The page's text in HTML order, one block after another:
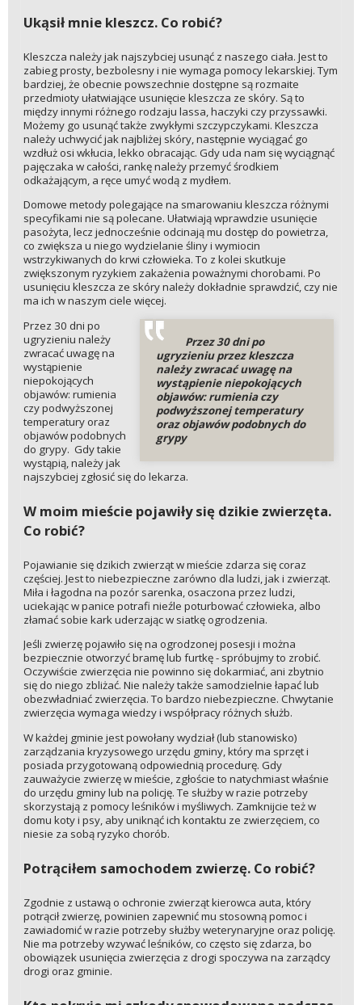
Ukąsił mnie kleszcz. Co robić?
Kleszcza należy jak najszybciej usunąć z naszego ciała. Jest to
zabieg prosty, bezbolesny i nie wymaga pomocy lekarskiej. Tym
bardziej, że obecnie powszechnie dostępne są rozmaite
przedmioty ułatwiające usunięcie kleszcza ze skóry. Są to
między innymi różnego rodzaju lassa, haczyki czy przyssawki.
Możemy go usunąć także zwykłymi szczypczykami. Kleszcza
należy uchwycić jak najbliżej skóry, następnie wyciągać go
wzdłuż osi wkłucia, lekko obracając. Gdy uda nam się wyciągnąć
pajęczaka w całości, rankę należy przemyć środkiem
odkażającym, a ręce umyć wodą z mydłem.
Domowe metody polegające na smarowaniu kleszcza różnymi
specyfikami nie są polecane. Ułatwiają wprawdzie usunięcie
pasożyta, lecz jednocześnie odcinają mu dostęp do powietrza,
co zwiększa u niego wydzielanie śliny i wymiocin
wstrzykiwanych do krwi człowieka. To z kolei skutkuje
zwiększonym ryzykiem zakażenia poważnymi chorobami. Po
usunięciu kleszcza ze skóry należy dokładnie sprawdzić, czy nie
ma ich w naszym ciele więcej.
Przez 30 dni po
ugryzieniu przez kleszcza
należy zwracać uwagę na
wystąpienie niepokojących
objawów: rumienia czy
podwyższonej temperatury
oraz objawów podobnych do
grypy
Przez 30 dni po
ugryzieniu należy
zwracać uwagę na
wystąpienie
niepokojących
objawów: rumienia
czy podwyższonej
temperatury oraz
objawów podobnych
do grypy. Gdy takie
wystąpią, należy jak
najszybciej zgłosić się do lekarza.
W moim mieście pojawiły się dzikie zwierzęta.
Co robić?
Pojawianie się dzikich zwierząt w mieście zdarza się coraz
częściej. Jest to niebezpieczne zarówno dla ludzi, jak i zwierząt.
Miła i łagodna na pozór sarenka, osaczona przez ludzi,
uciekając w panice potrafi nieźle poturbować człowieka, albo
złamać sobie kark uderzając w siatkę ogrodzenia.
Jeśli zwierzę pojawiło się na ogrodzonej posesji i można
bezpiecznie otworzyć bramę lub furtkę - spróbujmy to zrobić.
Oczywiście zwierzęcia nie powinno się dokarmiać, ani zbytnio
się do niego zbliżać. Nie należy także samodzielnie łapać lub
obezwładniać zwierzęcia. To bardzo niebezpieczne. Chwytanie
zwierzęcia wymaga wiedzy i współpracy różnych służb.
W każdej gminie jest powołany wydział (lub stanowisko)
zarządzania kryzysowego urzędu gminy, który ma sprzęt i
posiada przygotowaną odpowiednią procedurę. Gdy
zauważycie zwierzę w mieście, zgłoście to natychmiast właśnie
do urzędu gminy lub na policję. Te służby w razie potrzeby
skorzystają z pomocy leśników i myśliwych. Zamknijcie też w
domu koty i psy, aby uniknąć ich kontaktu ze zwierzęciem, co
niesie za sobą ryzyko chorób.
Potrąciłem samochodem zwierzę. Co robić?
Zgodnie z ustawą o ochronie zwierząt kierowca auta, który
potrącił zwierzę, powinien zapewnić mu stosowną pomoc i
zawiadomić w razie potrzeby służby weterynaryjne oraz policję.
Nie ma potrzeby wzywać leśników, co często się zdarza, bo
obowiązek usunięcia zwierzęcia z drogi spoczywa na zarządcy
drogi oraz gminie.